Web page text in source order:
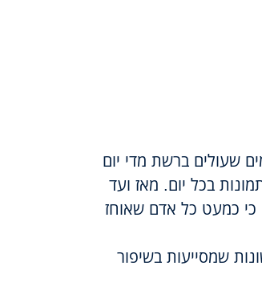
שעולים ברשת מדי יום
2012 התפרסמו בפייסבוק 300 מיליון תמונות בכל יום. מאז ועד
כי כמעט כל אדם שאוחז
שמסייעות בשיפור